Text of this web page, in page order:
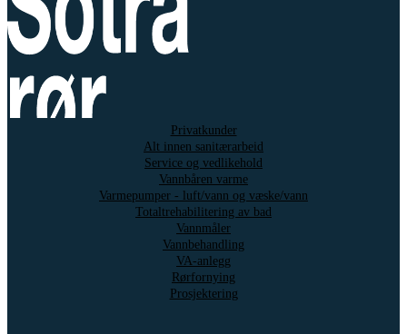
Privatkunder
Alt innen sanitærarbeid
Service og vedlikehold
Vannbåren varme
Varmepumper - luft/vann og væske/vann
Totaltrehabilitering av bad
Vannmåler
Vannbehandling
VA-anlegg
Rørfornying
Prosjektering